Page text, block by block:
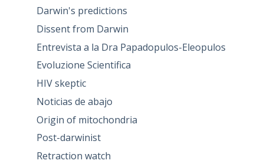
Darwin's predictions
Dissent from Darwin
Entrevista a la Dra Papadopulos-Eleopulos
Evoluzione Scientifica
HIV skeptic
Noticias de abajo
Origin of mitochondria
Post-darwinist
Retraction watch